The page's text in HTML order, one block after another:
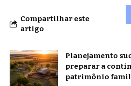
Compartilhar este
artigo
Planejamento
preparar a
patrimônio